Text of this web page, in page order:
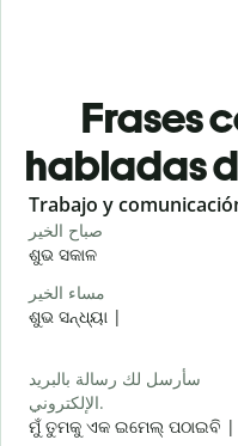
Frases
habladas
Slide 1 of 6
Trabajo y
صباح الخير
ଶୁଭ ସକାଳ
مساء الخير
ଶୁଭ ସନ୍ଧ୍ୟା |
سأرسل لك رسالة بالبريد
الإلكتروني.
ମୁଁ ତୁମକୁ ଏକ ଇମେଲ୍ ପଠାଇବି |